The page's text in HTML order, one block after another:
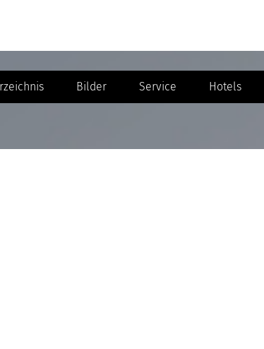
Bilder Service Hotels